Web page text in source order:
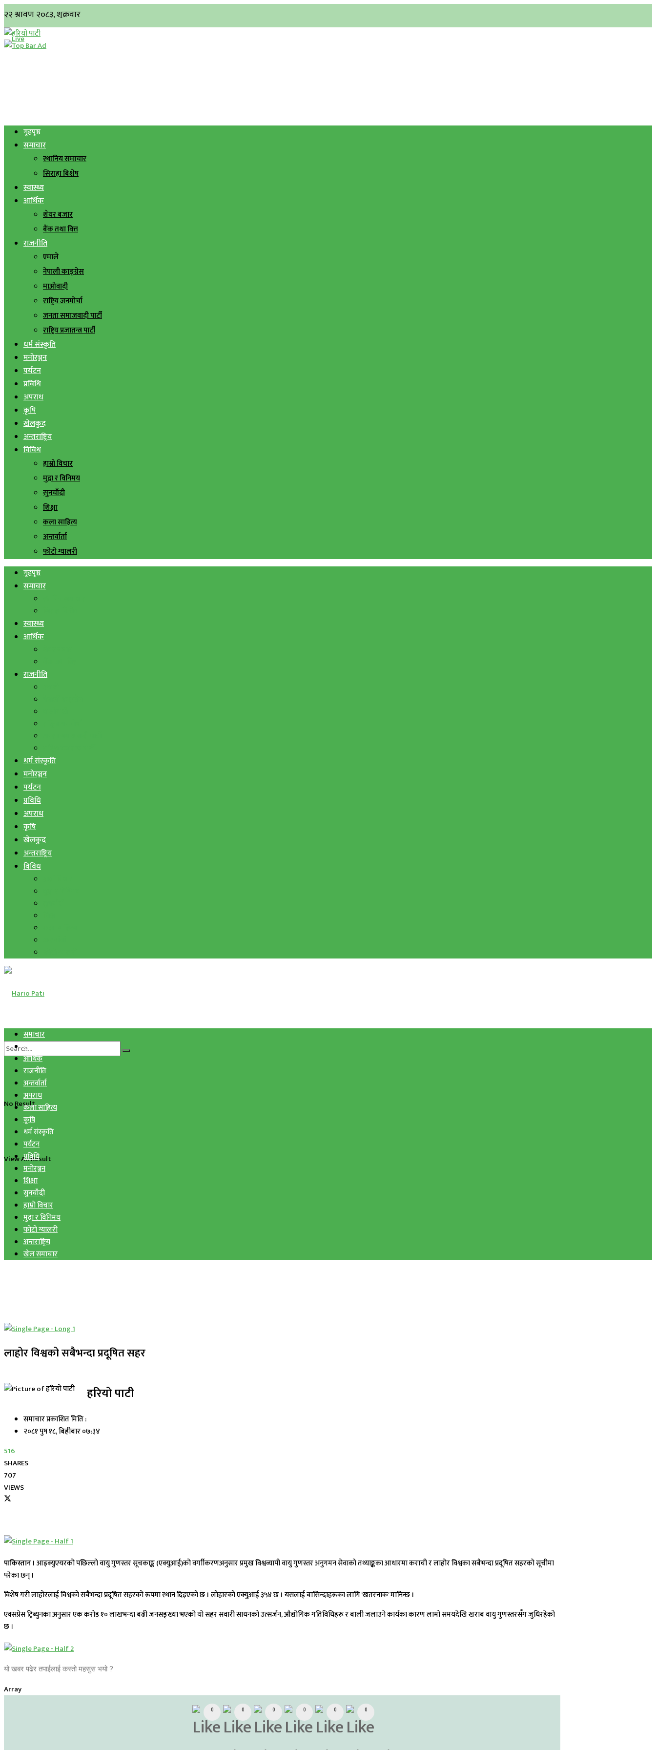
गृहपृष्ठ
समाचार
स्थानिय समाचार
सिराहा बिशेष
स्वास्थ्य
आर्थिक
शेयर बजार
बैंक तथा वित्त
राजनीति
एमाले
नेपाली काङ्ग्रेस
माओवादी
राष्ट्रिय जनमोर्चा
जनता समाजवादी पार्टी
राष्ट्रिय प्रजातन्त्र पार्टी
धर्म संस्कृति
मनोरञ्जन
पर्यटन
प्रविधि
अपराध
कृषि
खेलकुद
अन्तराष्ट्रिय
विविध
हाम्रो विचार
मुद्रा र विनिमय
सुनचाँदी
शिक्षा
कला साहित्य
अन्तर्वार्ता
फोटो ग्यालरी
गृहपृष्ठ
समाचार
स्वास्थ्य
आर्थिक
राजनीति
धर्म संस्कृति
मनोरञ्जन
पर्यटन
प्रविधि
अपराध
कृषि
खेलकुद
अन्तराष्ट्रिय
विविध
No Result
View All Result
समाचार
स्वास्थ्य
आर्थिक
राजनीति
अन्तर्वार्ता
अपराध
कला साहित्य
कृषि
धर्म संस्कृति
पर्यटन
प्रविधि
मनोरञ्जन
शिक्षा
सुनचाँदी
हाम्रो विचार
मुद्रा र विनिमय
फोटो ग्यालरी
अन्तराष्ट्रिय
खेल समाचार
लाहोर विश्वको सबैभन्दा प्रदूषित सहर
हरियो पाटी
समाचार प्रकाशित मिति :
२०८१ पुष १८, बिहीबार ०७:३४
516
SHARES
707
VIEWS
पाकिस्तान । आइक्युएयरको पछिल्लो वायु गुणस्तर सूचकाङ्क (एक्युआई)को वर्गाीकरणअनुसार प्रमुख विश्वव्यापी वायु गुणस्तर अनुगमन सेवाको तथ्याङ्कका आधारमा कराची र लाहोर विश्वका सबैभन्दा प्रदूषित सहरको सूचीमा
परेका छन् ।
विशेष गरी लाहोरलाई विश्वको सबैभन्दा प्रदूषित सहरको रूपमा स्थान दिइएको छ । लोहारको एक्युआई ३५४ छ । यसलाई बासिन्दाहरूका लागि ‘खतरनाक’ मानिन्छ ।
एक्सप्रेस ट्रिब्युनका अनुसार एक करोड १० लाखभन्दा बढी जनसङ्ख्या भएको यो सहर सवारी साधनको उत्सर्जन, औद्योगिक गतिविधिहरू र बाली जलाउने कार्यका कारण लामो समयदेखि खराब वायु गुणस्तरसँग जुधिरहेको
छ ।
यो खबर पढेर तपाईलाई कस्तो महसुस भयो ?
Array
0 0 0 0 0 0